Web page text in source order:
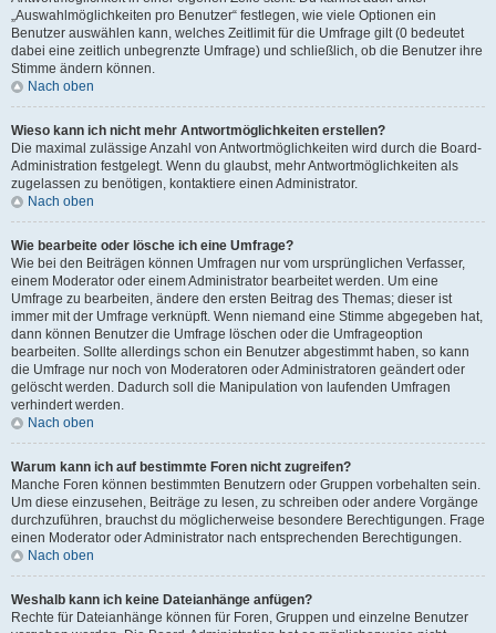
„Auswahlmöglichkeiten pro Benutzer“ festlegen, wie viele Optionen ein
Benutzer auswählen kann, welches Zeitlimit für die Umfrage gilt (0 bedeutet
dabei eine zeitlich unbegrenzte Umfrage) und schließlich, ob die Benutzer ihre
Stimme ändern können.
Nach oben
Wieso kann ich nicht mehr Antwortmöglichkeiten erstellen?
Die maximal zulässige Anzahl von Antwortmöglichkeiten wird durch die Board-
Administration festgelegt. Wenn du glaubst, mehr Antwortmöglichkeiten als
zugelassen zu benötigen, kontaktiere einen Administrator.
Nach oben
Wie bearbeite oder lösche ich eine Umfrage?
Wie bei den Beiträgen können Umfragen nur vom ursprünglichen Verfasser,
einem Moderator oder einem Administrator bearbeitet werden. Um eine
Umfrage zu bearbeiten, ändere den ersten Beitrag des Themas; dieser ist
immer mit der Umfrage verknüpft. Wenn niemand eine Stimme abgegeben hat,
dann können Benutzer die Umfrage löschen oder die Umfrageoption
bearbeiten. Sollte allerdings schon ein Benutzer abgestimmt haben, so kann
die Umfrage nur noch von Moderatoren oder Administratoren geändert oder
gelöscht werden. Dadurch soll die Manipulation von laufenden Umfragen
verhindert werden.
Nach oben
Warum kann ich auf bestimmte Foren nicht zugreifen?
Manche Foren können bestimmten Benutzern oder Gruppen vorbehalten sein.
Um diese einzusehen, Beiträge zu lesen, zu schreiben oder andere Vorgänge
durchzuführen, brauchst du möglicherweise besondere Berechtigungen. Frage
einen Moderator oder Administrator nach entsprechenden Berechtigungen.
Nach oben
Weshalb kann ich keine Dateianhänge anfügen?
Rechte für Dateianhänge können für Foren, Gruppen und einzelne Benutzer